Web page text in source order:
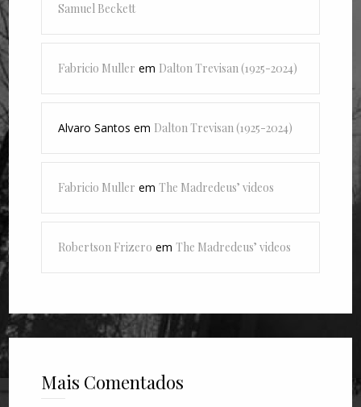
Samuel Beckett
Fabricio Muller em Dalton Trevisan (1925-2024)
Alvaro Santos em Dalton Trevisan (1925-2024)
Fabricio Muller emThe Madredeus’ videos
Robertson Frizero emThe Madredeus’ videos
Mais Comentados